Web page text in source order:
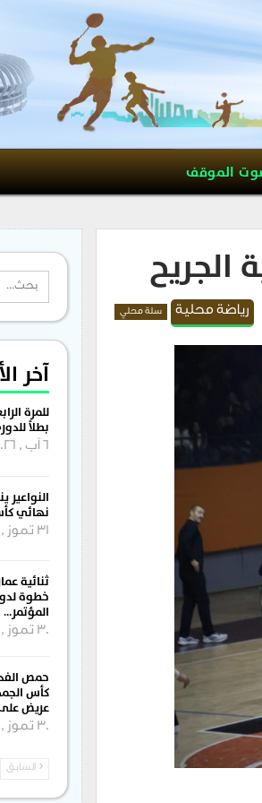
الموقف
الجريح
رياضة محلية سلة محلي
آخر
للمرة
بطلاً
6 آب , 2026
نهائي
31 تموز , 2026
ثنائية
خطوة
المؤتمر…
30 تموز , 2026
حمص
كأس
عريض
30 تموز , 2026
السابق